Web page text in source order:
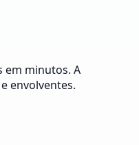
em minutos. A
envolventes.